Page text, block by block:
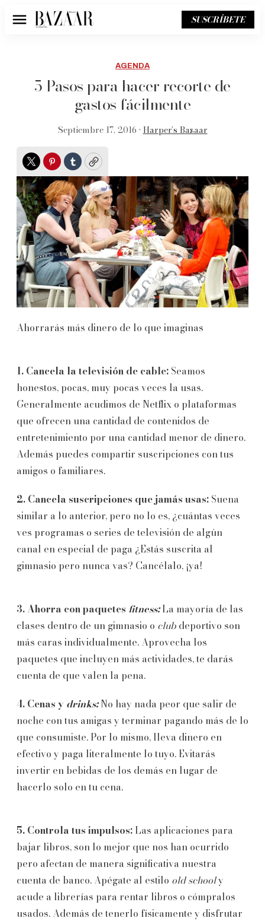
Menú SUSCRÍBETE
AGENDA
5 Pasos para hacer recorte de
gastos fácilmente
Septiembre 17, 2016 • Harper’s Bazaar
TwitterPinterest
TumblrCopy
Ahorrarás más dinero de lo que imaginas
1. Cancela la televisión de cable: Seamos
honestos, pocas, muy pocas veces la usas.
Generalmente acudimos de Netflix o plataformas
que ofrecen una cantidad de contenidos de
entretenimiento por una cantidad menor de dinero.
Además puedes compartir suscripciones con tus
amigos o familiares.
2. Cancela suscripciones que jamás usas: Suena
similar a lo anterior, pero no lo es, ¿cuántas veces
ves programas o series de televisión de algún
canal en especial de paga ¿Estás suscrita al
gimnasio pero nunca vas? Cancélalo, ¡ya!
3. Ahorra con paquetes fitness:La mayoría de las
clases dentro de un gimnasio o club deportivo son
más caras individualmente. Aprovecha los
paquetes que incluyen más actividades, te darás
cuenta de que valen la pena.
4. Cenas y drinks:No hay nada peor que salir de
noche con tus amigas y terminar pagando más de lo
que consumiste. Por lo mismo, lleva dinero en
efectivo y paga literalmente lo tuyo. Evitarás
invertir en bebidas de los demás en lugar de
hacerlo solo en tu cena.
5. Controla tus impulsos: Las aplicaciones para
bajar libros, son lo mejor que nos han ocurrido
pero afectan de manera significativa nuestra
cuenta de banco. Apégate al estilo old schooly
acude a librerías para rentar libros o cómpralos
usados. Además de tenerlo físicamente y disfrutar